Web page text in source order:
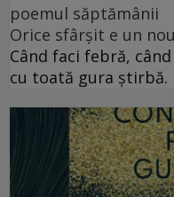
poemul săptămânii
Orice sfârșit e un
Când faci febră,
cu toată gura știrbă.